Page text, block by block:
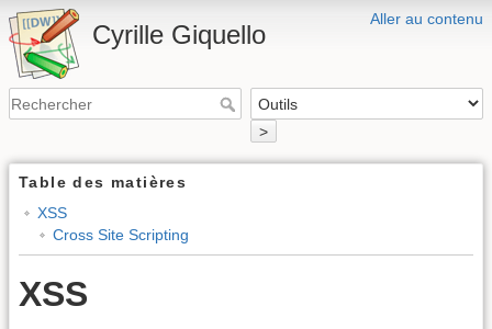
Aller au contenu
Cyrille Giquello
>
Table des matières
XSS
Cross Site Scripting
XSS